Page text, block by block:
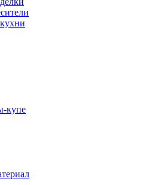
купе